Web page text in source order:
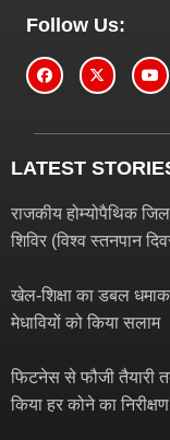
Follow Us:
LATEST
राजकीय होम्योपैथिक
शिविर (विश्व स्तनपान
खेल-शिक्षा का डबल
मेधावियों को किया सलाम
फिटनेस से फौजी तैयारी
किया हर कोने का निरीक्षण